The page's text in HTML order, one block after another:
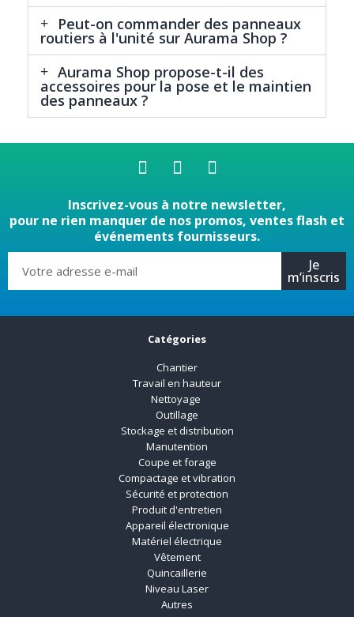
Peut-on commander des panneaux
routiers à l'unité sur Aurama Shop ?
Aurama Shop propose-t-il des
accessoires pour la pose et le maintien
des panneaux ?
Inscrivez-vous à notre newsletter,
pour ne rien manquer de nos promos, ventes flash et
événements fournisseurs.
Je
m’inscris
Catégories
Chantier
Travail en hauteur
Nettoyage
Outillage
Stockage et distribution
Manutention
Coupe et forage
Compactage et vibration
Sécurité et protection
Produit d'entretien
Appareil électronique
Matériel électrique
Vêtement
Quincaillerie
Niveau Laser
Autres